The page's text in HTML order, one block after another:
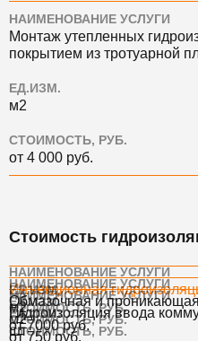
НАИМЕНОВАНИЕ УСЛУГИ
Монтаж утепленных
покрытием из тротуарной
ЕД.ИЗМ.
м2
СТОИМОСТЬ, РУБ.
от 4 000 руб.
Стоимость
НАИМЕНОВАНИЕ УСЛУГИ
Инъекционная
ЕД.ИЗМ.
м2
СТОИМОСТЬ, РУБ.
от 7000 руб.
НАИМЕНОВАНИЕ УСЛУГИ
Обмазочная и
ЕД.ИЗМ.
м2
СТОИМОСТЬ, РУБ.
от 750 руб.
НАИМЕНОВАНИЕ УСЛУГИ
Гидроизоляция ввода
ЕД.ИЗМ.
шт
СТОИМОСТЬ, РУБ.